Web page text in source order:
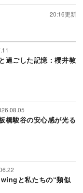
20:16更新
過ごした記憶：櫻井敦
橋駿谷の安心感が光る
と私たちの“類似